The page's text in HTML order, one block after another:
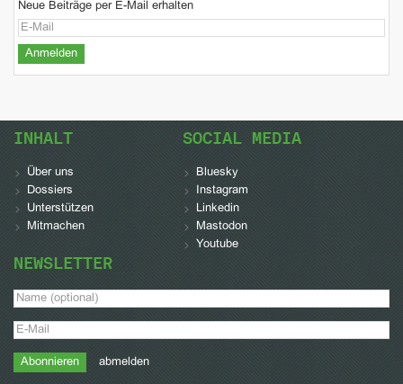
Neue Beiträge per E-Mail erhalten
INHALT
Über uns
Dossiers
Unterstützen
Mitmachen
SOCIAL MEDIA
Bluesky
Instagram
Linkedin
Mastodon
Youtube
NEWSLETTER
abmelden